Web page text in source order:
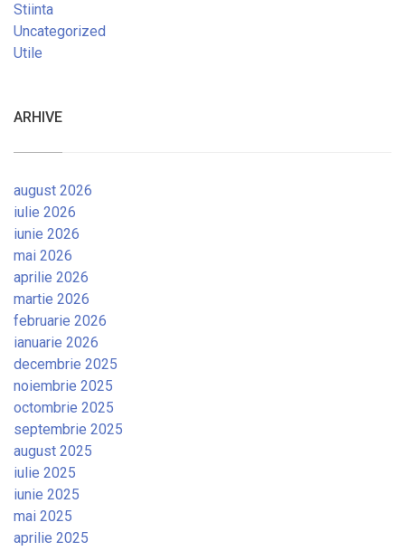
Stiinta
Uncategorized
Utile
ARHIVE
august 2026
iulie 2026
iunie 2026
mai 2026
aprilie 2026
martie 2026
februarie 2026
ianuarie 2026
decembrie 2025
noiembrie 2025
octombrie 2025
septembrie 2025
august 2025
iulie 2025
iunie 2025
mai 2025
aprilie 2025